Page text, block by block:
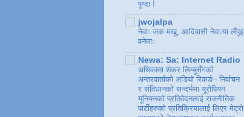
पुग्दा !
jwojalpa
नेवाः जक मखु, आदिवासी नेवाःया लँपुइ
वनेमाः
Newa: Sa: Internet Radio
अधिवक्ता शंकर लिम्बूसँगको
अन्तरवार्ताको अडियो रिकर्ड– निर्वाचन
र संविधानको सन्दर्भमा यूरोपियन
यूनियनको प्रतिवेदनलाई राजनीतिक
पार्टीहरुको प्रतिक्रियालाई लिएर मेट्रो